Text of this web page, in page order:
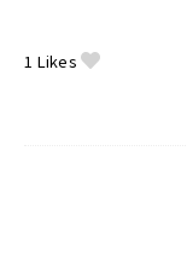
1 Likes